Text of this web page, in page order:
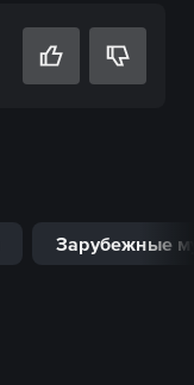
Зарубежные